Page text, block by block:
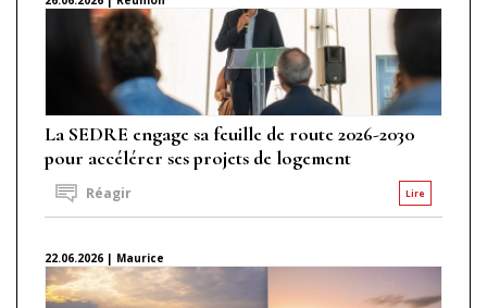
La SEDRE engage sa feuille de route 2026-2030
pour accélérer ses projets de logement
Lire
Réagir
22.06.2026 | Maurice